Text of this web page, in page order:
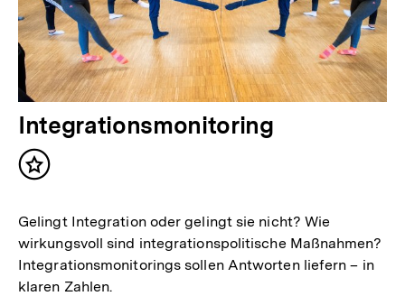
Integrationsmonitoring
Inhalt
Gelingt Integration oder gelingt sie nicht? Wie
wirkungsvoll sind integrationspolitische Maßnahmen?
Integrationsmonitorings sollen Antworten liefern – in
klaren Zahlen.